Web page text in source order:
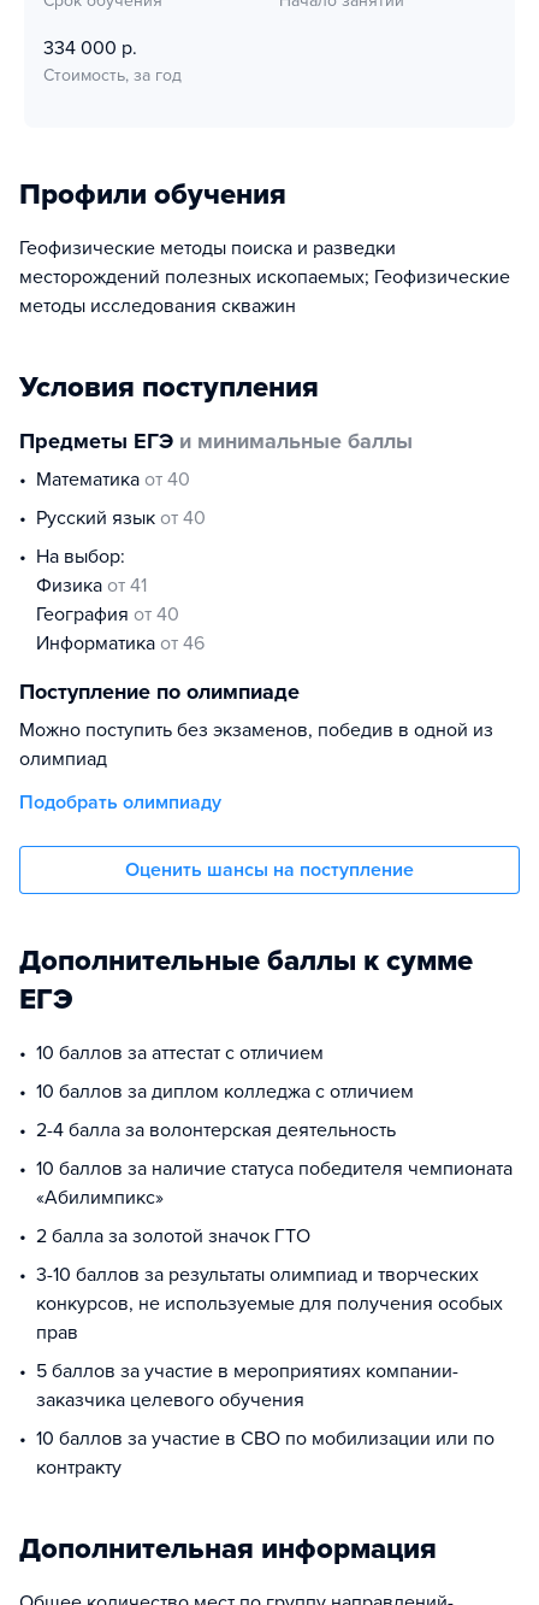
334 000 р.
Стоимость, за год
Профили обучения
Геофизические методы поиска и разведки
месторождений полезных ископаемых; Геофизические
методы исследования скважин
Условия поступления
Предметы ЕГЭ и минимальные баллы
математика от 40
русский язык от 40
На выбор:
физика от 41
география от 40
информатика от 46
Поступление по олимпиаде
Можно поступить без экзаменов, победив в одной из
олимпиад
Подобрать олимпиаду
Оценить шансы на поступление
Дополнительные баллы к сумме
ЕГЭ
10 баллов за аттестат с отличием
10 баллов за диплом колледжа с отличием
2-4 балла за волонтерская деятельность
10 баллов за наличие статуса победителя чемпионата
«Абилимпикс»
2 балла за золотой значок ГТО
3-10 баллов за результаты олимпиад и творческих
конкурсов, не используемые для получения особых
прав
5 баллов за участие в мероприятиях компании-
заказчика целевого обучения
10 баллов за участие в СВО по мобилизации или по
контракту
Дополнительная информация